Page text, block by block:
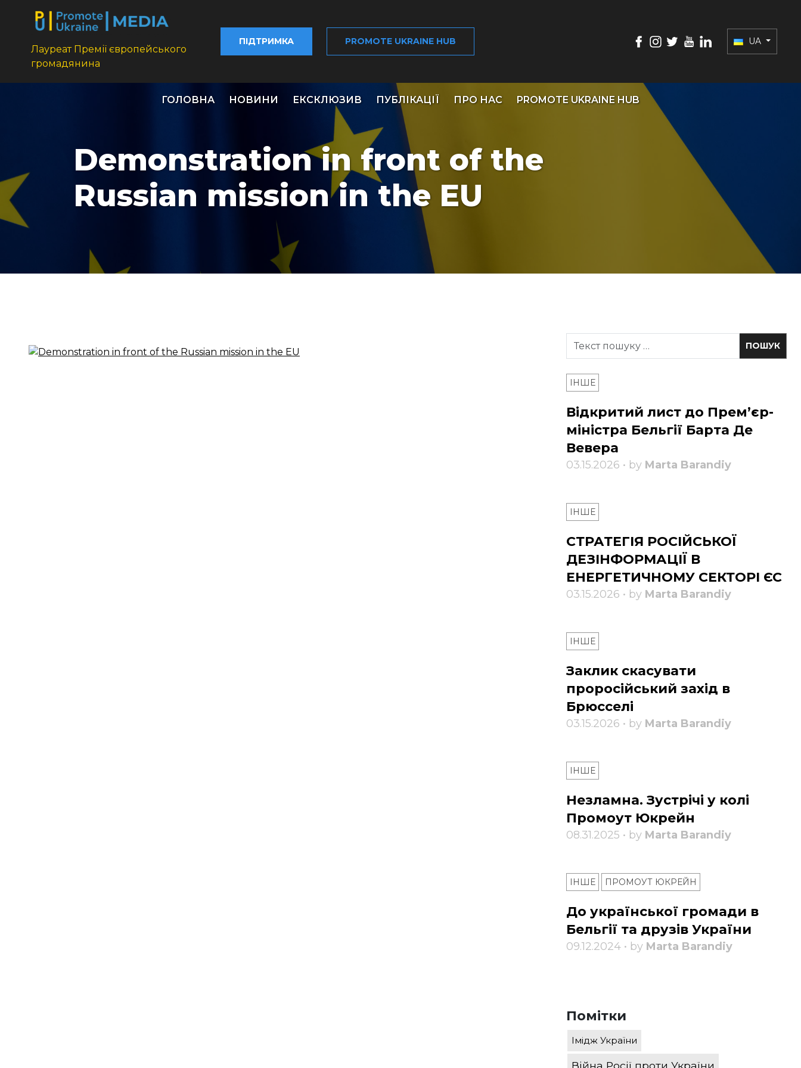
Лауреат Премії європейського
громадянина
ПІДТРИМКА PROMOTE UKRAINE HUB UA
ГОЛОВНА НОВИНИ ЕКСКЛЮЗИВ ПУБЛІКАЦІЇ ПРО НАС PROMOTE UKRAINE HUB
Demonstration in front of the
Russian mission in the EU
ІНШЕ
Відкритий лист до Прем’єр-
міністра Бельгії Барта Де
Вевера
03.15.2026 • by Marta Barandiy
ІНШЕ
СТРАТЕГІЯ РОСІЙСЬКОЇ
ДЕЗІНФОРМАЦІЇ В
ЕНЕРГЕТИЧНОМУ СЕКТОРІ ЄС
03.15.2026 • by Marta Barandiy
ІНШЕ
Заклик скасувати
проросійський захід в
Брюсселі
03.15.2026 • by Marta Barandiy
ІНШЕ
Незламна. Зустрічі у колі
Промоут Юкрейн
08.31.2025 • by Marta Barandiy
ІНШЕ ПРОМОУТ ЮКРЕЙН
До української громади в
Бельгії та друзів України
09.12.2024 • by Marta Barandiy
Помітки
Імідж України
Війна Росії проти України